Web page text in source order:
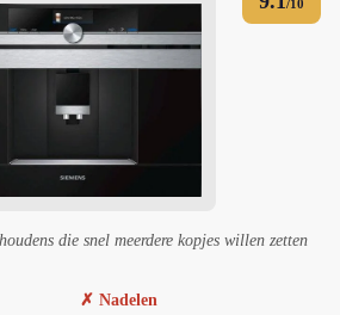
/10
die snel meerdere kopjes willen zetten
✗ Nadelen